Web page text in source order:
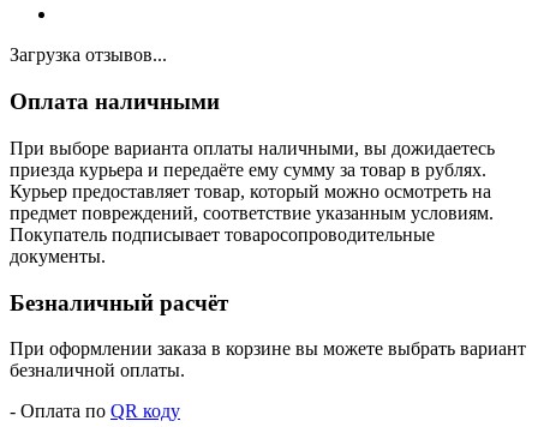
Загрузка отзывов...
Оплата наличными
При выборе варианта оплаты наличными, вы дожидаетесь
приезда курьера и передаёте ему сумму за товар в рублях.
Курьер предоставляет товар, который можно осмотреть на
предмет повреждений, соответствие указанным условиям.
Покупатель подписывает товаросопроводительные
документы.
Безналичный расчёт
При оформлении заказа в корзине вы можете выбрать вариант
безналичной оплаты.
- Оплата по QR коду